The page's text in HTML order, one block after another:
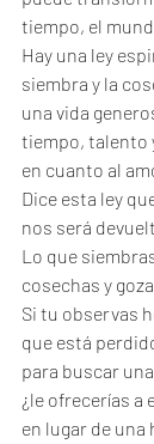
tiempo, el
Hay una ley
siembra y la
una vida
tiempo, talento
en cuanto al
Dice esta ley
nos será
Lo que
cosechas y
Si tu observas
que está
para buscar
¿le ofrecerías a
en lugar de una